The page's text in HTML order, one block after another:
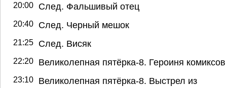
20:00 След. Фальшивый отец
20:40 След. Черный мешок
21:25 След. Висяк
22:20 Великолепная пятёрка-8. Героиня комиксов
23:10
Великолепная пятёрка-8. Выстрел из